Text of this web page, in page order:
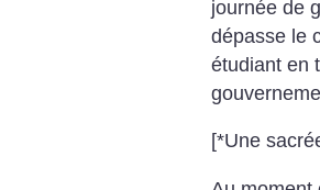
journée de
dépasse le
étudiant en
[*Une